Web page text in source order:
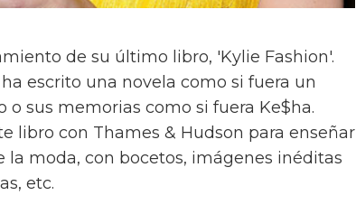
de su último libro, 'Kylie Fashion'.
escrito una novela como si fuera un
sus memorias como si fuera Ke$ha.
libro con Thames & Hudson para enseñar
la moda, con bocetos, imágenes inéditas
etc.